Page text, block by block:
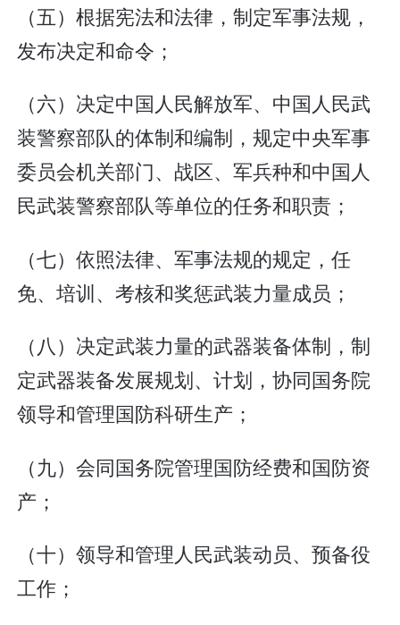
（五）根据宪法和法律，制定军事法规，
发布决定和命令；
（六）决定中国人民解放军、中国人民武
装警察部队的体制和编制，规定中央军事
委员会机关部门、战区、军兵种和中国人
民武装警察部队等单位的任务和职责；
（七）依照法律、军事法规的规定，任
免、培训、考核和奖惩武装力量成员；
（八）决定武装力量的武器装备体制，制
定武器装备发展规划、计划，协同国务院
领导和管理国防科研生产；
（九）会同国务院管理国防经费和国防资
产；
（十）领导和管理人民武装动员、预备役
工作；